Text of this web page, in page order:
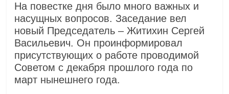
На повестке дня было много важных и
насущных вопросов. Заседание вел
новый Председатель – Житихин Сергей
Васильевич. Он проинформировал
присутствующих о работе проводимой
Советом с декабря прошлого года по
март нынешнего года.